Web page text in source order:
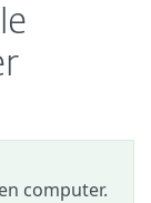
computer.